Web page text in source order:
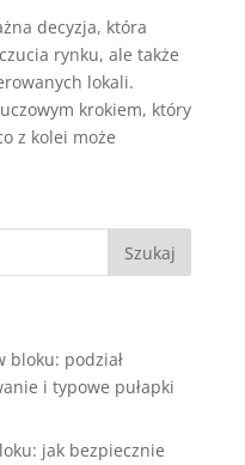
decyzja, która
rynku, ale także
lokali.
krokiem, który
z kolei może
bloku: podział
i typowe pułapki
jak bezpiecznie